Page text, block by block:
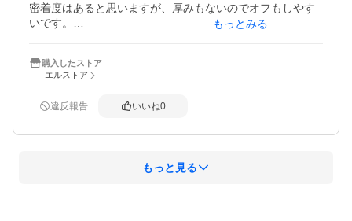
密着度はあると思いますが、厚みもないのでオフもしやす
いです。
もっとみる
購入したストア
エルストア
違反報告 いいね0
もっと見る